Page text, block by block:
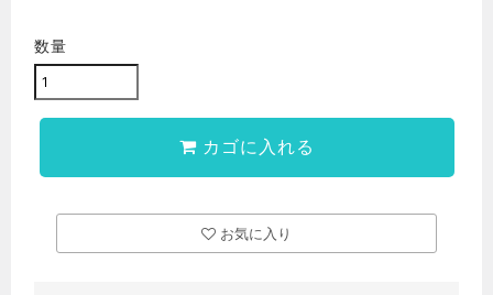
数量
カゴに入れる
お気に入り